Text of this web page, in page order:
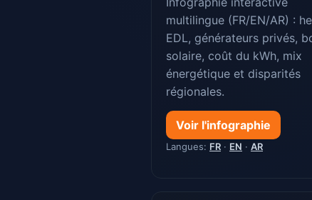
multilingue (FR/EN/AR) :
EDL, générateurs privés,
solaire, coût du kWh, mix
énergétique et disparités
régionales.
Voir l'infographie
Langues: FR · EN · AR